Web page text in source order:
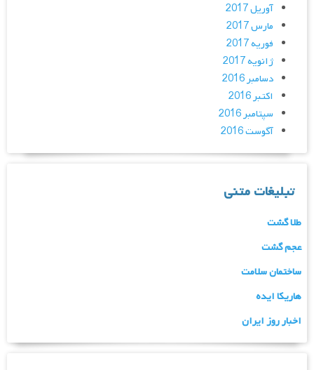
آوریل 2017
مارس 2017
فوریه 2017
ژانویه 2017
دسامبر 2016
اکتبر 2016
سپتامبر 2016
آگوست 2016
تبلیغات متنی
طلا گشت
عجم گشت
ساختمان سلامت
هاریکا ایده
اخبار روز ایران